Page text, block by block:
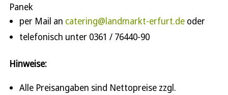
Panek
per Mail an catering@landmarkt-erfurt.deoder
telefonisch unter 0361 / 76440-90
Hinweise:
Alle Preisangaben sind Nettopreise zzgl.